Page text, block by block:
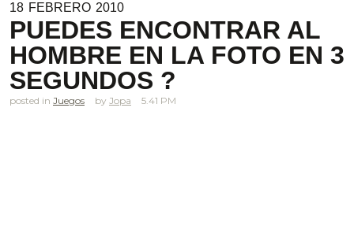
18 FEBRERO 2010
PUEDES ENCONTRAR AL
HOMBRE EN LA FOTO EN 3
SEGUNDOS ?
posted in Juegos Jopa 5.41 PM